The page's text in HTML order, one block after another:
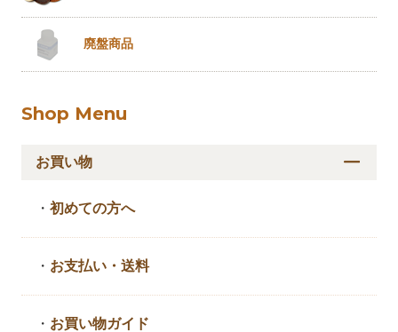
廃盤商品
Shop Menu
お買い物
・初めての方へ
・ お支払い・送料
・ お買い物ガイド